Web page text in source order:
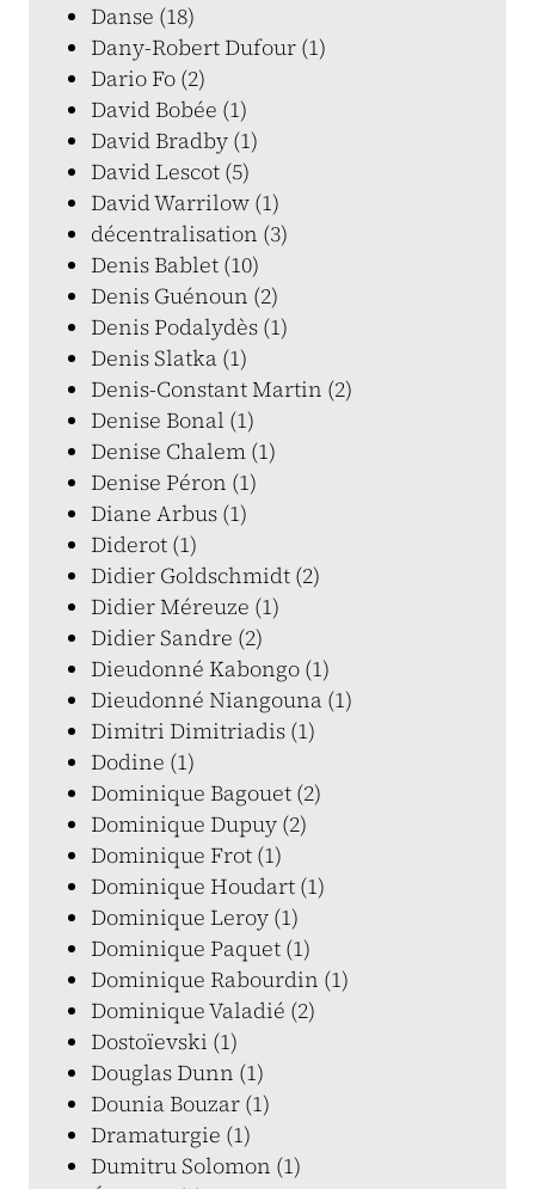
Danse (18)
Dany-Robert Dufour (1)
Dario Fo (2)
David Bobée (1)
David Bradby (1)
David Lescot (5)
David Warrilow (1)
décentralisation (3)
Denis Bablet (10)
Denis Guénoun (2)
Denis Podalydès (1)
Denis Slatka (1)
Denis-Constant Martin (2)
Denise Bonal (1)
Denise Chalem (1)
Denise Péron (1)
Diane Arbus (1)
Diderot (1)
Didier Goldschmidt (2)
Didier Méreuze (1)
Didier Sandre (2)
Dieudonné Kabongo (1)
Dieudonné Niangouna (1)
Dimitri Dimitriadis (1)
Dodine (1)
Dominique Bagouet (2)
Dominique Dupuy (2)
Dominique Frot (1)
Dominique Houdart (1)
Dominique Leroy (1)
Dominique Paquet (1)
Dominique Rabourdin (1)
Dominique Valadié (2)
Dostoïevski (1)
Douglas Dunn (1)
Dounia Bouzar (1)
Dramaturgie (1)
Dumitru Solomon (1)